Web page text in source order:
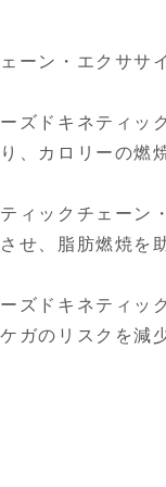
ーン・エクササ
ズドキネティッ
、カロリーの燃
ィックチェーン
せ、脂肪燃焼を
ズドキネティッ
ガのリスクを減